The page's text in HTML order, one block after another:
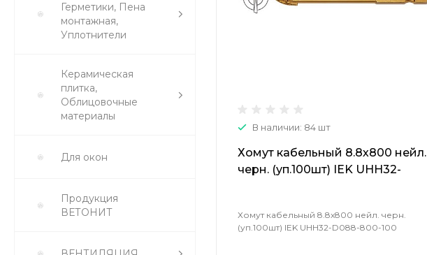
Герметики, Пена
монтажная,
Уплотнители
Керамическая
плитка,
Облицовочные
материалы
Для окон
Продукция
ВЕТОНИТ
В наличии: 84 шт
Хомут кабельный 8.8х800 нейл.
черн. (уп.100шт) IEK UHH32-
Хомут кабельный 8.8х800 нейл. черн.
(уп.100шт) IEK UHH32-D088-800-100